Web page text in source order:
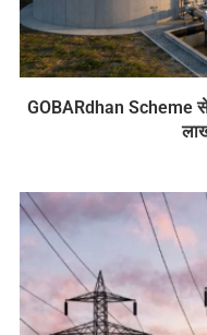
GOBARdhan Scheme